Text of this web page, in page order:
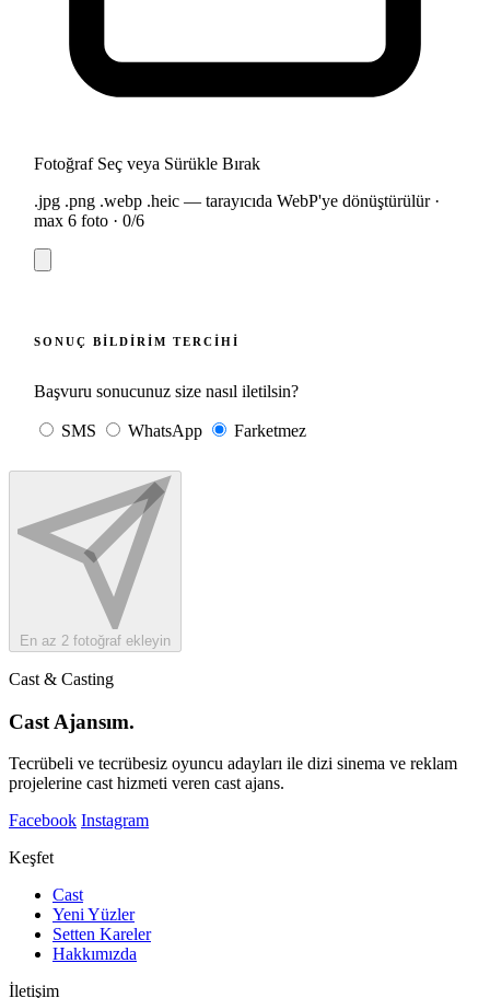
Fotoğraf Seç veya Sürükle Bırak
.jpg .png .webp .heic — tarayıcıda WebP'ye dönüştürülür ·
max 6 foto · 0/6
SONUÇ BILDIRIM TERCIHI
Başvuru sonucunuz size nasıl iletilsin?
SMS WhatsApp Farketmez
En az 2 fotoğraf ekleyin
Cast & Casting
Cast Ajansım.
Tecrübeli ve tecrübesiz oyuncu adayları ile dizi sinema ve reklam
projelerine cast hizmeti veren cast ajans.
Facebook Instagram
Keşfet
Cast
Yeni Yüzler
Setten Kareler
Hakkımızda
İletişim